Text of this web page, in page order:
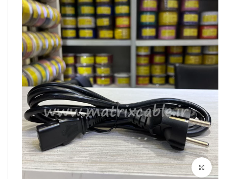
بزرگنمایی تصویر